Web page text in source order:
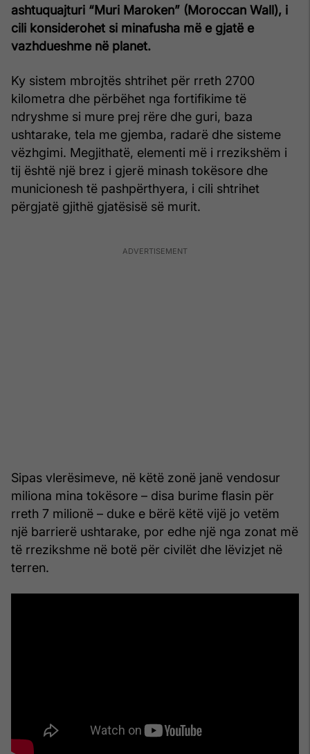
ashtuquajturi “Muri Maroken” (Moroccan Wall), i
cili konsiderohet si minafusha më e gjatë e
vazhdueshme në planet.
Ky sistem mbrojtës shtrihet për rreth 2700
kilometra dhe përbëhet nga fortifikime të
ndryshme si mure prej rëre dhe guri, baza
ushtarake, tela me gjemba, radarë dhe sisteme
vëzhgimi. Megjithatë, elementi më i rrezikshëm i
tij është një brez i gjerë minash tokësore dhe
municionesh të pashpërthyera, i cili shtrihet
përgjatë gjithë gjatësisë së murit.
Sipas vlerësimeve, në këtë zonë janë vendosur
miliona mina tokësore – disa burime flasin për
rreth 7 milionë – duke e bërë këtë vijë jo vetëm
një barrierë ushtarake, por edhe një nga zonat më
të rrezikshme në botë për civilët dhe lëvizjet në
terren.